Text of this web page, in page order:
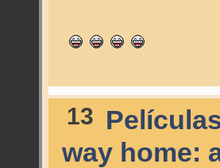
13
way home: